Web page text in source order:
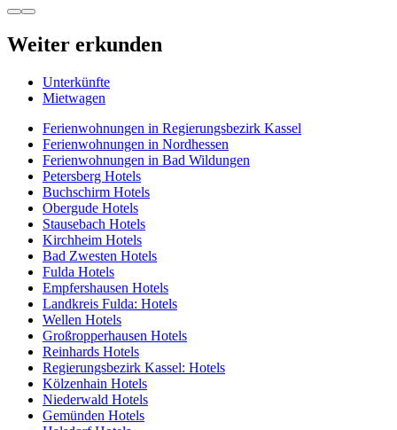
Weiter erkunden
Unterkünfte
Mietwagen
Ferienwohnungen in Regierungsbezirk Kassel
Ferienwohnungen in Nordhessen
Ferienwohnungen in Bad Wildungen
Petersberg Hotels
Buchschirm Hotels
Obergude Hotels
Stausebach Hotels
Kirchheim Hotels
Bad Zwesten Hotels
Fulda Hotels
Empfershausen Hotels
Landkreis Fulda: Hotels
Wellen Hotels
Großropperhausen Hotels
Reinhards Hotels
Regierungsbezirk Kassel: Hotels
Kölzenhain Hotels
Niederwald Hotels
Gemünden Hotels